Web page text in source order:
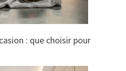
: que choisir pour